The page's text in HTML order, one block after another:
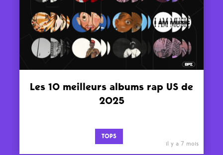
Les 10 meilleurs albums rap US de
2025
TOPS
il y a 7 mois